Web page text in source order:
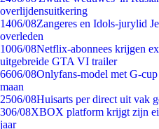
overlijdensuitkering
1406/08Zangeres en Idols-jurylid
overleden
1006/08Netflix-abonnees krijgen
uitgebreide GTA VI trailer
6606/08Onlyfans-model met G-
maan
2506/08Huisarts per direct uit vak
306/08XBOX platform krijgt zijn
jaar